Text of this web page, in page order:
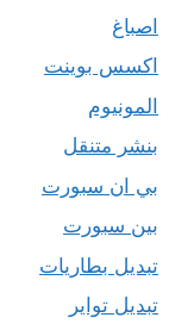
اصباغ
اكسس بوينت
المونيوم
بنشر متنقل
بي ان سبورت
بين سبورت
تبديل بطاريات
تبديل تواير